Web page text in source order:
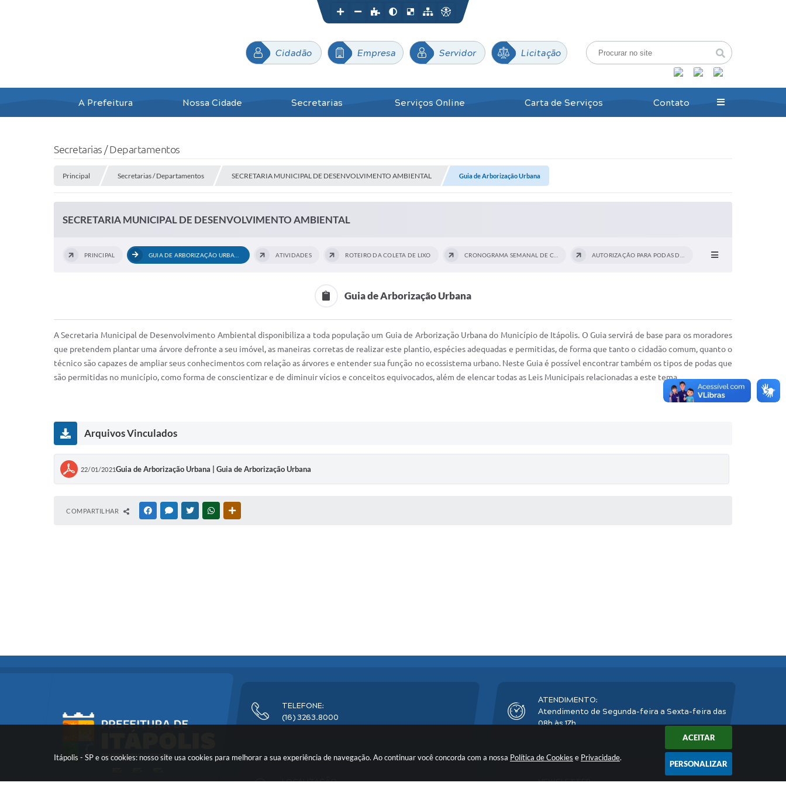
Itápolis - SP e os cookies: nosso site usa cookies para melhorar a sua experiência de navegação. Ao continuar você concorda com a nossa Política de Cookies e Privacidade.
ACEITAR
PERSONALIZAR
Cidadão Empresa Servidor Licitação
A Prefeitura Nossa Cidade Secretarias Serviços Online Carta de Serviços Contato
Secretarias / Departamentos
Principal Secretarias / Departamentos SECRETARIA MUNICIPAL DE DESENVOLVIMENTO AMBIENTAL Guia de Arborização Urbana
SECRETARIA MUNICIPAL DE DESENVOLVIMENTO AMBIENTAL
PRINCIPAL GUIA DE ARBORIZAÇÃO URBANA ATIVIDADES ROTEIRO DA COLETA DE LIXO
Guia de Arborização Urbana
A Secretaria Municipal de Desenvolvimento Ambiental disponibiliza a toda população um Guia de Arborização Urbana do Município de Itápolis. O Guia servirá de base para os moradores
que pretendem plantar uma árvore defronte a seu imóvel, as maneiras corretas de realizar este plantio, espécies adequadas e permitidas, de forma que tanto o cidadão comum, quanto o
técnico são capazes de ampliar seus conhecimentos com relação as árvores e entender sua função no ecossistema urbano. Neste Guia é possível encontrar também os tipos de podas que
são permitidas no município, como forma de conscientizar e de diminuir vícios e conceitos equivocados, além de elencar todas as Leis Municipais relacionadas a este tema.
Arquivos Vinculados
22/01/2021Guia de Arborização Urbana | Guia de Arborização Urbana
COMPARTILHAR FACEBOOKMESSENGER
TWITTERWHATSAPP
TELEFONE:
(16) 3263.8000
ATENDIMENTO:
Atendimento de Segunda-feira a Sexta-feira das
08h às 17h
LOCALIZAÇÃO: NEWSLETTER: